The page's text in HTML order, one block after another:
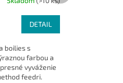
DETAIL
boilies s
farbou a
vyváženie
feedri.